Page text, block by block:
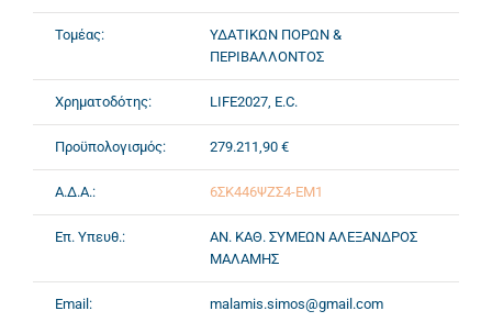
Τομέας:
ΥΔΑΤΙΚΩΝ ΠΟΡΩΝ &
ΠΕΡΙΒΑΛΛΟΝΤΟΣ
Χρηματοδότης: LIFE2027, E.C.
Προϋπολογισμός: 279.211,90 €
Α.Δ.Α.: 6ΣΚ446ΨΖΣ4-ΕΜ1
Επ. Υπευθ.:
ΑΝ. ΚΑΘ. ΣΥΜΕΩΝ ΑΛΕΞΑΝΔΡΟΣ
ΜΑΛΑΜΗΣ
Email: malamis.simos@gmail.com